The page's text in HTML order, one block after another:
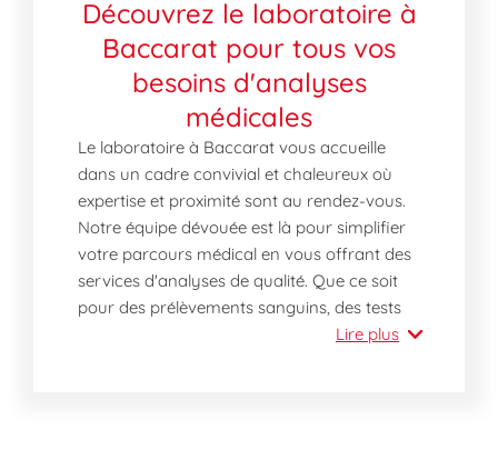
Découvrez le laboratoire à
Baccarat pour tous vos
besoins d'analyses
médicales
Le laboratoire à Baccarat vous accueille
dans un cadre convivial et chaleureux où
expertise et proximité sont au rendez-vous.
Notre équipe dévouée est là pour simplifier
votre parcours médical en vous offrant des
services d'analyses de qualité. Que ce soit
pour des prélèvements sanguins, des tests
de dépistage ou des bilans complets, notre
Lire plus